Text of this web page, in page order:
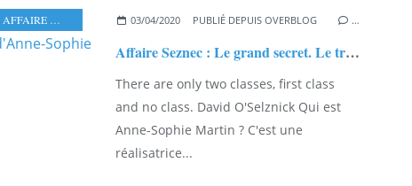
AFFAIRE SEZNEC 03/04/2020 PUBLIÉ DEPUIS OVERBLOG …
Affaire Seznec : Le grand secret. Le très mauvais livre d'Anne-Sophie Martin
There are only two classes, first class
and no class. David O'Selznick Qui est
Anne-Sophie Martin ? C'est une
réalisatrice...